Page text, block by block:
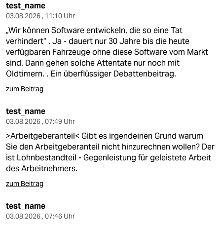
test_name
03.08.2026 , 11:10 Uhr
„Wir können Software entwickeln, die so eine Tat
verhindert“ . Ja - dauert nur 30 Jahre bis die heute
verfügbaren Fahrzeuge ohne diese Software vom Markt
sind. Dann gehen solche Attentate nur noch mit
Oldtimern. . Ein überflüssiger Debattenbeitrag.
zum Beitrag
test_name
03.08.2026 , 07:49 Uhr
>Arbeitgeberanteil< Gibt es irgendeinen Grund warum
Sie den Arbeitgeberanteil nicht hinzurechnen wollen? Der
ist Lohnbestandteil - Gegenleistung für geleistete Arbeit
des Arbeitnehmers.
zum Beitrag
test_name
03.08.2026 , 07:46 Uhr